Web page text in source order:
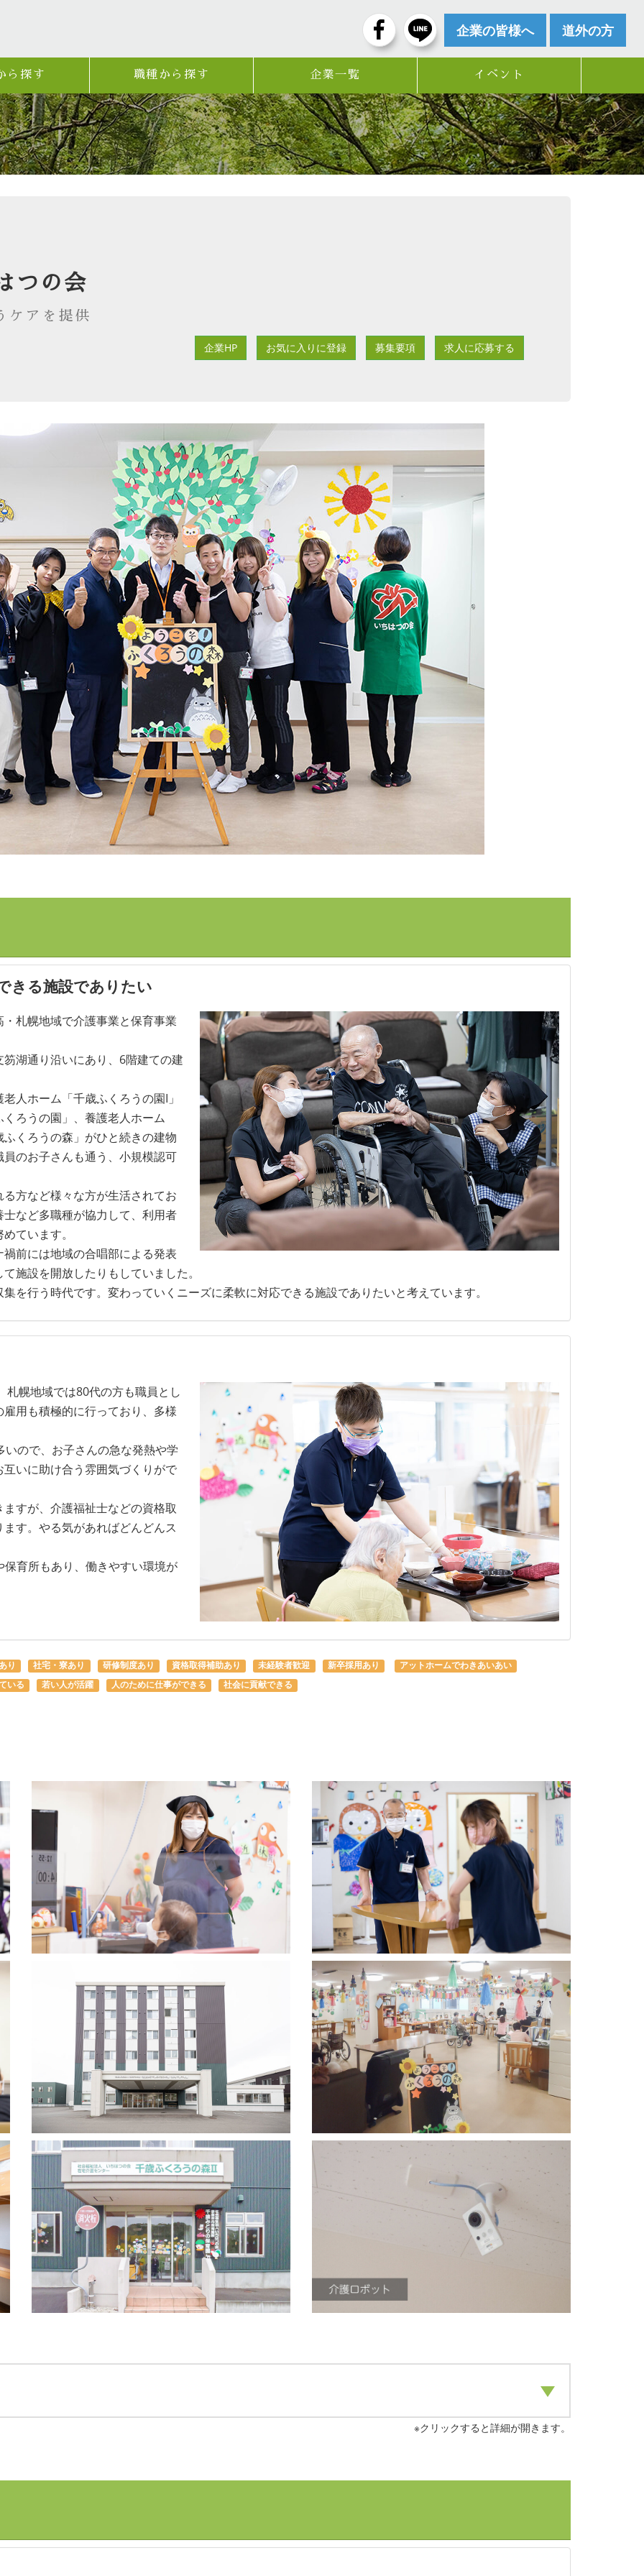
企業の皆様へ 道外の方
ら探す 職種から探す 企業一覧 イベント
つの会
ケアを提供
企業HP お気に入りに登録 募集要項 求人に応募する
きる施設でありたい
札幌地域で介護事業と保育事業
湖通り沿いにあり、6階建ての建
人ホーム「千歳ふくろうの園I」
ろうの園」、養護老人ホーム
くろうの森」がひと続きの建物
のお子さんも通う、小規模認可
方など様々な方が生活されてお
など多職種が協力して、利用者
ています。
前には地域の合唱部による発表
施設を開放したりもしていました。
を行う時代です。変わっていくニーズに柔軟に対応できる施設でありたいと考えています。
幌地域では80代の方も職員とし
用も積極的に行っており、多様
ので、お子さんの急な発熱や学
いに助け合う雰囲気づくりがで
すが、介護福祉士などの資格取
す。やる気があればどんどんス
育所もあり、働きやすい環境が
り 社宅・寮あり 研修制度あり 資格取得補助あり 未経験者歓迎 新卒採用あり
アットホームでわきあいあい
いる
若い人が活躍 人のために仕事ができる 社会に貢献できる
※クリックすると詳細が開きます。